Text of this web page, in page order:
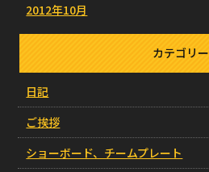
2012年10月
カテゴリー
日記
ご挨拶
ショーボード、チームプレート